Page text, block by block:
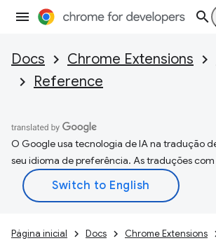
Docs Chrome Extensions
Reference
O Google usa tecnologia de IA na tradução
seu idioma de preferência. As traduções
Página inicial Docs Chrome Extensions